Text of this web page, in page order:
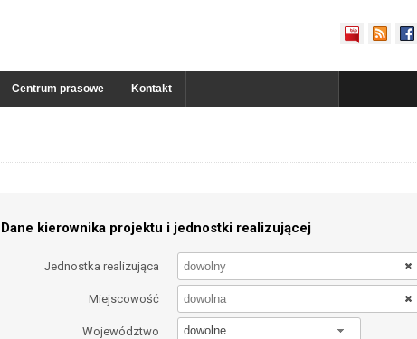
Centrum prasowe Kontakt
Dane kierownika projektu i jednostki realizującej
Jednostka realizująca
Miejscowość
Województwo dowolne